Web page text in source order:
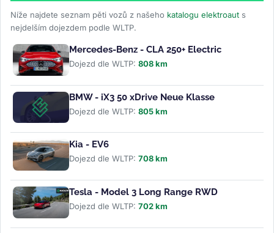
Níže najdete seznam pěti vozů z našeho katalogu elektroaut s
nejdelším dojezdem podle WLTP.
Mercedes-Benz - CLA 250+ Electric
Dojezd dle WLTP: 808 km
BMW - iX3 50 xDrive Neue Klasse
Dojezd dle WLTP: 805 km
Kia - EV6
Dojezd dle WLTP: 708 km
Tesla - Model 3 Long Range RWD
Dojezd dle WLTP: 702 km